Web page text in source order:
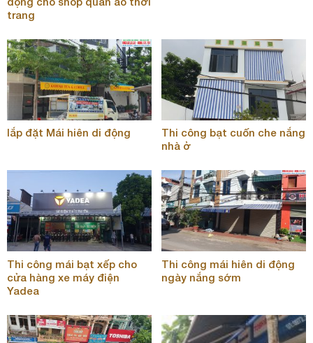
trang
lắp đặt Mái hiên di động
Thi công bạt cuốn che nắng
nhà ở
Thi công mái bạt xếp cho
cửa hàng xe máy điện
Yadea
Thi công mái hiên di động
ngày nắng sớm